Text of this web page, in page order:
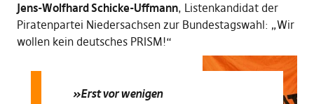
Jens-Wolfhard Schicke-Uffmann, Listenkandidat der
Piratenpartei Niedersachsen zur Bundestagswahl: „Wir
wollen kein deutsches PRISM!“
»Erst vor wenigen